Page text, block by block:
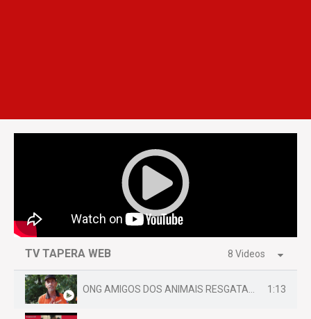
TV TAPERA WEB 8 Videos
ONG AMIGOS DOS ANIMAIS RESGATAM EMA FERIDA NA BR 070 1:13